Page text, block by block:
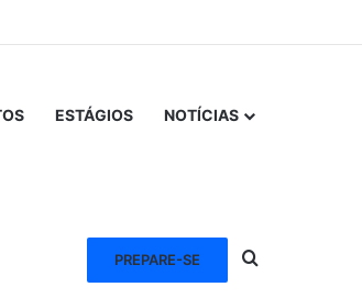
ESTÁGIOS NOTÍCIAS
PREPARE-SE Procurar por